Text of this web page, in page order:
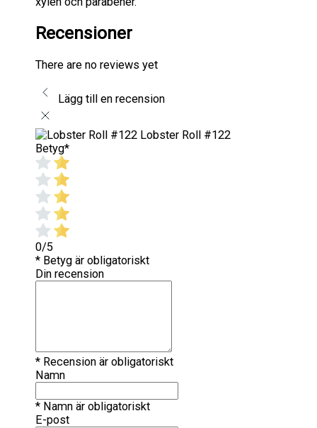
Recensioner
There are no reviews yet
Lägg till en recension
Lobster Roll #122
Betyg*
0/5
* Betyg är obligatoriskt
Din recension
* Recension är obligatoriskt
Namn
* Namn är obligatoriskt
E-post